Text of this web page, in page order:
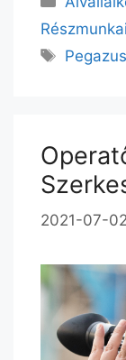
2021-07-02